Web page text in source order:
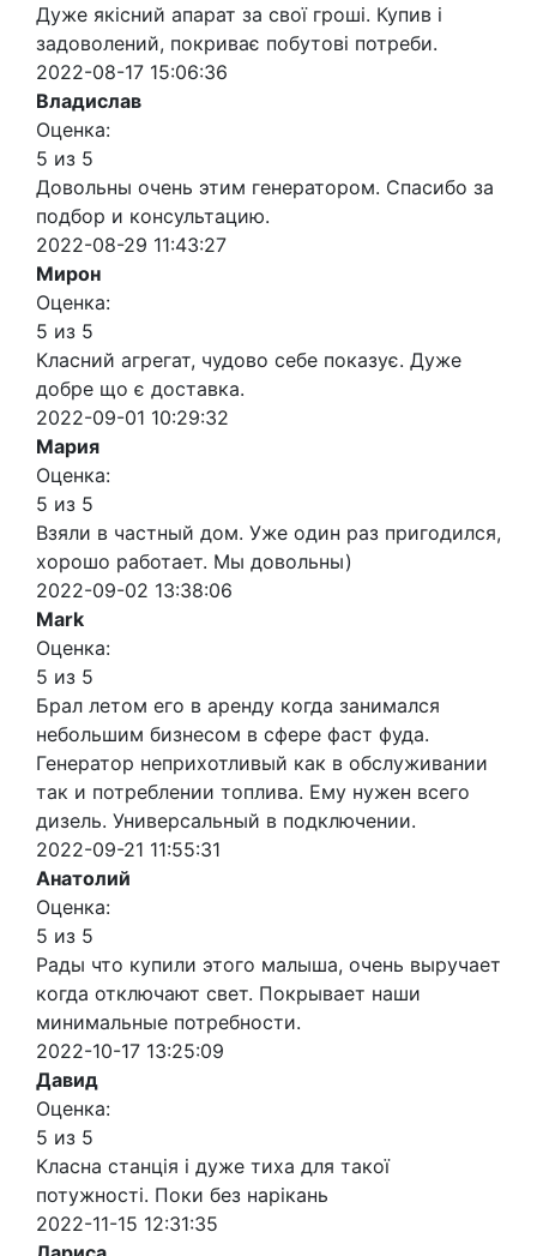
Дуже якісний апарат за свої гроші. Купив і
задоволений, покриває побутові потреби.
2022-08-17 15:06:36
Владислав
Оценка:
5 из 5
Довольны очень этим генератором. Спасибо за
подбор и консультацию.
2022-08-29 11:43:27
Мирон
Оценка:
5 из 5
Класний агрегат, чудово себе показує. Дуже
добре що є доставка.
2022-09-01 10:29:32
Мария
Оценка:
5 из 5
Взяли в частный дом. Уже один раз пригодился,
хорошо работает. Мы довольны)
2022-09-02 13:38:06
Mark
Оценка:
5 из 5
Брал летом его в аренду когда занимался
небольшим бизнесом в сфере фаст фуда.
Генератор неприхотливый как в обслуживании
так и потреблении топлива. Ему нужен всего
дизель. Универсальный в подключении.
2022-09-21 11:55:31
Анатолий
Оценка:
5 из 5
Рады что купили этого малыша, очень выручает
когда отключают свет. Покрывает наши
минимальные потребности.
2022-10-17 13:25:09
Давид
Оценка:
5 из 5
Класна станція і дуже тиха для такої
потужності. Поки без нарікань
2022-11-15 12:31:35